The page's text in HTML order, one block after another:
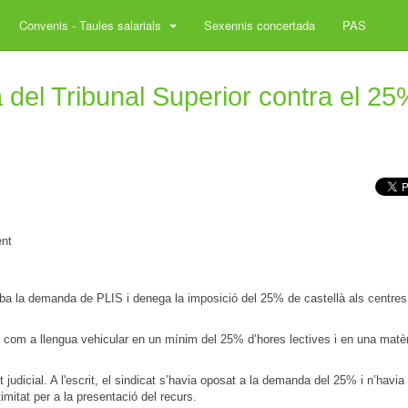
Convenis - Taules salarials Sexennis concertada PAS
del Tribunal Superior contra el
la demanda de PLIS i denega la imposició del 25% de castellà als centres
a llengua vehicular en un mínim del 25% d’hores lectives i en una
A l'escrit, el sindicat s’havia oposat a la demanda del 25% i n’havia
per a la presentació del recurs.